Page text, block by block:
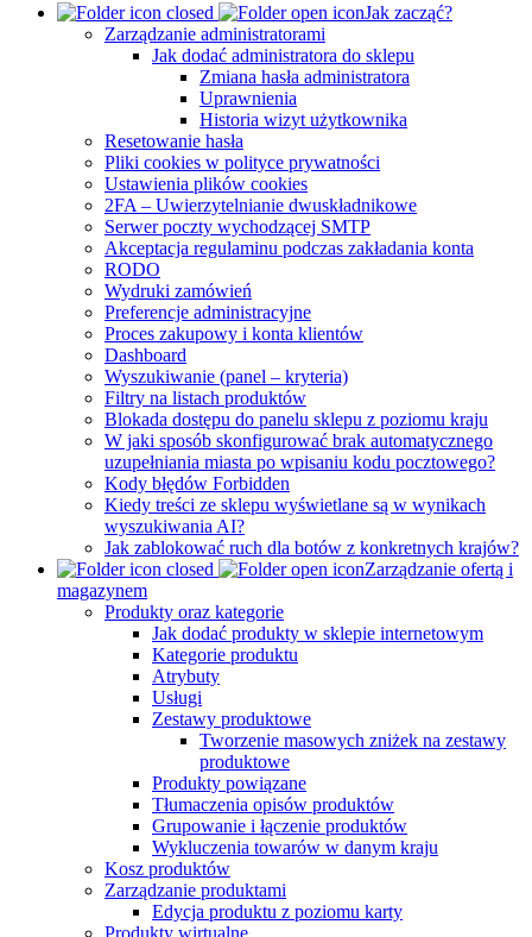
Jak zacząć?
Zarządzanie administratorami
Jak dodać administratora do sklepu
Zmiana hasła administratora
Uprawnienia
Historia wizyt użytkownika
Resetowanie hasła
Pliki cookies w polityce prywatności
Ustawienia plików cookies
2FA – Uwierzytelnianie dwuskładnikowe
Serwer poczty wychodzącej SMTP
Akceptacja regulaminu podczas zakładania konta
RODO
Wydruki zamówień
Preferencje administracyjne
Proces zakupowy i konta klientów
Dashboard
Wyszukiwanie (panel – kryteria)
Filtry na listach produktów
Blokada dostępu do panelu sklepu z poziomu kraju
W jaki sposób skonfigurować brak automatycznego
uzupełniania miasta po wpisaniu kodu pocztowego?
Kody błędów Forbidden
Kiedy treści ze sklepu wyświetlane są w wynikach
wyszukiwania AI?
Jak zablokować ruch dla botów z konkretnych krajów?
Zarządzanie ofertą i
magazynem
Produkty oraz kategorie
Jak dodać produkty w sklepie internetowym
Kategorie produktu
Atrybuty
Usługi
Zestawy produktowe
Tworzenie masowych zniżek na zestawy
produktowe
Produkty powiązane
Tłumaczenia opisów produktów
Grupowanie i łączenie produktów
Wykluczenia towarów w danym kraju
Kosz produktów
Zarządzanie produktami
Edycja produktu z poziomu karty
Produkty wirtualne